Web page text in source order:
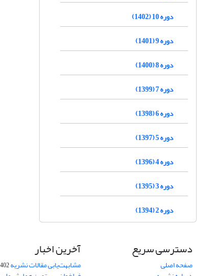
دوره 10 (1402)
دوره 9 (1401)
دوره 8 (1400)
دوره 7 (1399)
دوره 6 (1398)
دوره 5 (1397)
دوره 4 (1396)
دوره 3 (1395)
دوره 2 (1394)
دسترسی سریع
صفحه اصلی
آخرین اخبار
مشابهت‌یابی مقالات نشریه11-01